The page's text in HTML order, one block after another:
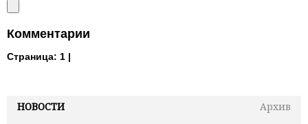
НОВОСТИ
Архив
Комментарии
Страница: 1 |